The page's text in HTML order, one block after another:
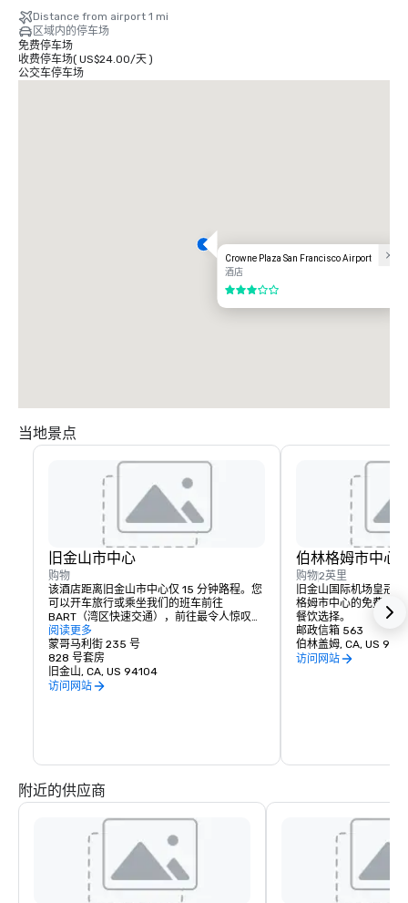
Distance from airport 1 mi
区域内的停车场
免费停车场
收费停车场( US$24.00/天)
公交车停车场
Crowne Plaza San Francisco Airport
酒店
3/5
当地景点
旧金山市中心
购物
该酒店距离旧金山市中心仅 15 分钟路程。您
可以开车旅行或乘坐我们的班车前往
BART（湾区快速交通），前往最令人惊叹的
世界知名目的地。
阅读更多
蒙哥马利街 235 号
828 号套房
旧金山, CA, US 94104
访问网站
伯林格姆市中心
购物2英里
旧金山国际机场皇冠
格姆市中心的免费班
餐饮选择。
邮政信箱 563
伯林盖姆, CA, US
访问网站
附近的供应商